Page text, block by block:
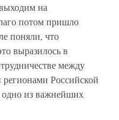
на
потом пришло
поняли, что
выразилось в
между
Российской
из важнейших